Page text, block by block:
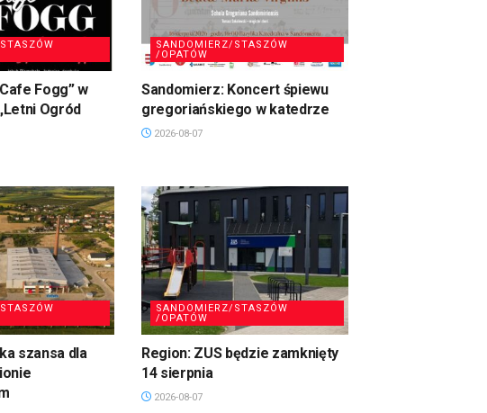
Fogg” w
Ogród
SANDOMIERZ/STASZÓW
/OPATÓW
Sandomierz: Koncert śpiewu
gregoriańskiego w katedrze
2026-08-07
szansa dla
SANDOMIERZ/STASZÓW
/OPATÓW
Region: ZUS będzie zamknięty
14 sierpnia
2026-08-07